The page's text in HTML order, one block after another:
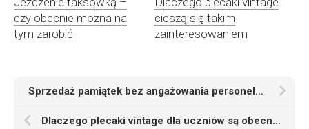
czy obecnie można na
tym zarobić
cieszą się takim
zainteresowaniem
Sprzedaż pamiątek bez angażowania personelu przez cały dzień — jak urządzenia vendingowe wspierają obiekty turystyczne
Dlaczego plecaki vintage dla uczniów są obecnie tak chętnie kupowane